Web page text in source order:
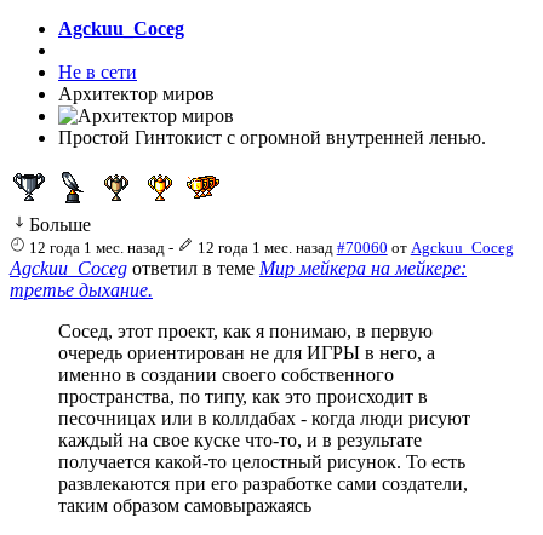
Agckuu_Coceg
Не в сети
Архитектор миров
Простой Гинтокист с огромной внутренней ленью.
Больше
12 года 1 мес. назад - 12 года 1 мес. назад #70060 от Agckuu_Coceg
Agckuu_Coceg ответил в теме Мир мейкера на мейкере:
третье дыхание.
Сосед, этот проект, как я понимаю, в первую
очередь ориентирован не для ИГРЫ в него, а
именно в создании своего собственного
пространства, по типу, как это происходит в
песочницах или в коллдабах - когда люди рисуют
каждый на свое куске что-то, и в результате
получается какой-то целостный рисунок. То есть
развлекаются при его разработке сами создатели,
таким образом самовыражаясь